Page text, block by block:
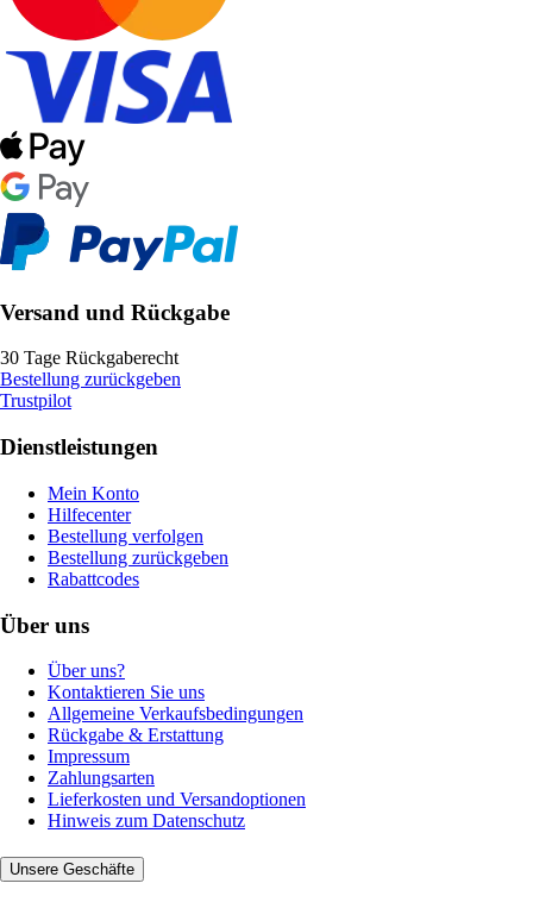
Versand und Rückgabe
30 Tage Rückgaberecht
Bestellung zurückgeben
Trustpilot
Dienstleistungen
Mein Konto
Hilfecenter
Bestellung verfolgen
Bestellung zurückgeben
Rabattcodes
Über uns
Über uns?
Kontaktieren Sie uns
Allgemeine Verkaufsbedingungen
Rückgabe & Erstattung
Impressum
Zahlungsarten
Lieferkosten und Versandoptionen
Hinweis zum Datenschutz
Unsere Geschäfte